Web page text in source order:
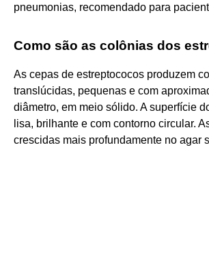
pneumonias, recomendado para
Como são as colônias dos
As cepas de estreptococos produzem
translúcidas, pequenas e com
diâmetro, em meio sólido. A superfície
lisa, brilhante e com contorno circular.
crescidas mais profundamente no agar